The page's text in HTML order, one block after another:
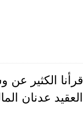
قرأنا الكثير عن
العقيد عدنان